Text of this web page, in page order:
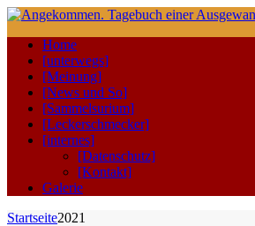
Home
[unterwegs]
[Meinung]
[News und So]
[Sammelsurium]
[Leckerschmecker]
[internes]
[Datenschutz]
[Kontakt]
Galerie
Startseite2021